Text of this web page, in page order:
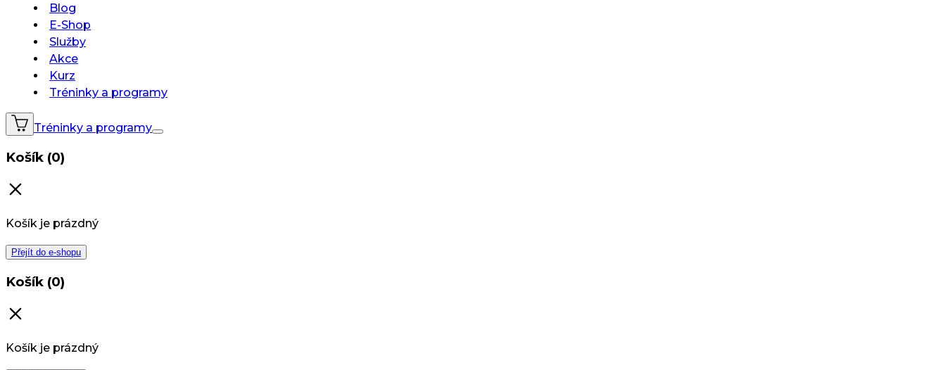
Blog
E-Shop
Služby
Akce
Kurz
Tréninky a programy
Tréninky a programy
Košík (0)
Košík je prázdný
Přejít do e-shopu
Košík (0)
Košík je prázdný